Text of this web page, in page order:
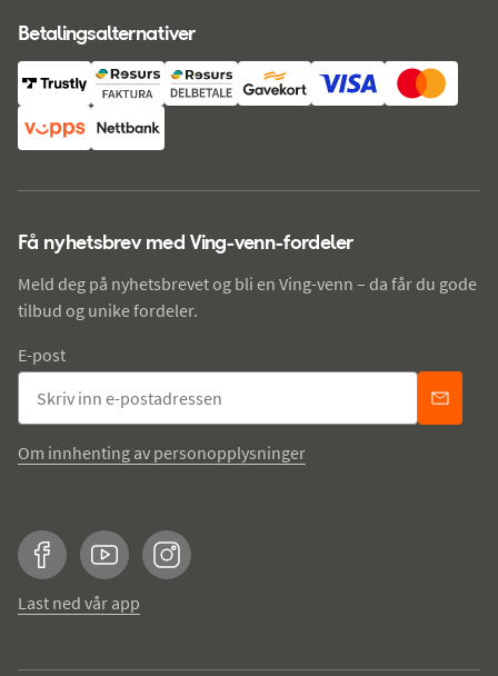
Betalingsalternativer
Få nyhetsbrev med Ving-venn-fordeler
Meld deg på nyhetsbrevet og bli en Ving-venn – da får du gode
tilbud og unike fordeler.
E-post
Om innhenting av personopplysninger
FacebookYouTubeInstagram
Last ned vår app